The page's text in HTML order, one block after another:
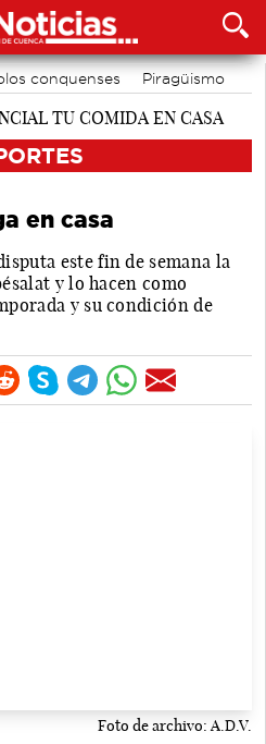
conquenses
Piragüismo
en casa
este fin de semana la
y lo hacen como
y su condición de
Foto de archivo: A.D.V.